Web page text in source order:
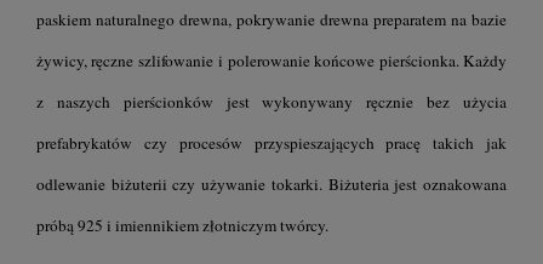
paskiem naturalnego drewna, pokrywanie drewna preparatem na bazie
żywicy, ręczne szlifowanie i polerowanie końcowe pierścionka. Każdy
z naszych pierścionków jest wykonywany ręcznie bez użycia
prefabrykatów czy procesów przyspieszających pracę takich jak
odlewanie biżuterii czy używanie tokarki. Biżuteria jest oznakowana
próbą 925 i imiennikiem złotniczym twórcy.